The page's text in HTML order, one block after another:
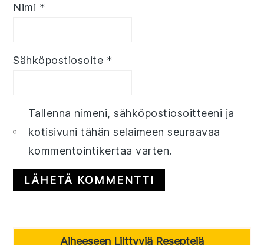
Nimi *
Sähköpostiosoite *
Tallenna nimeni, sähköpostiosoitteeni ja
kotisivuni tähän selaimeen seuraavaa
kommentointikertaa varten.
PrimaryAiheeseen Liittyviä Reseptejä